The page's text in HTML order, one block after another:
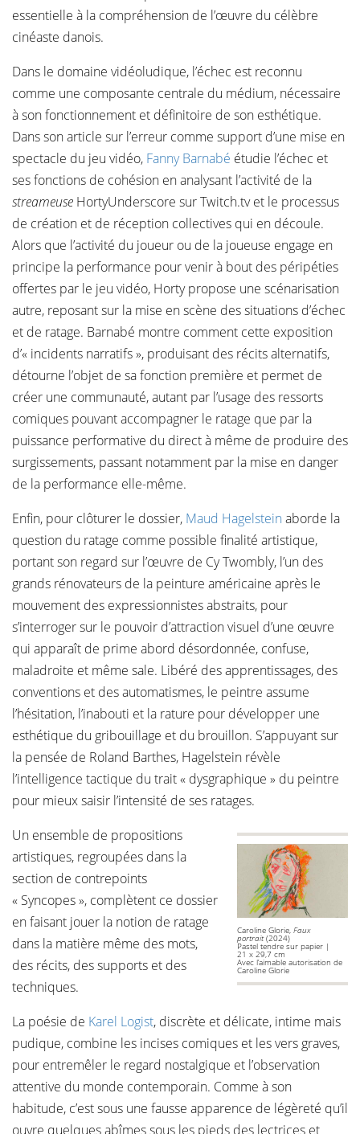
essentielle à la compréhension de l’œuvre du célèbre
cinéaste danois.
Dans le domaine vidéoludique, l’échec est reconnu
comme une composante centrale du médium, nécessaire
à son fonctionnement et définitoire de son esthétique.
Dans son article sur l’erreur comme support d’une mise en
spectacle du jeu vidéo, Fanny Barnabé étudie l’échec et
ses fonctions de cohésion en analysant l’activité de la
streameuse HortyUnderscore sur Twitch.tv et le processus
de création et de réception collectives qui en découle.
Alors que l’activité du joueur ou de la joueuse engage en
principe la performance pour venir à bout des péripéties
offertes par le jeu vidéo, Horty propose une scénarisation
autre, reposant sur la mise en scène des situations d’échec
et de ratage. Barnabé montre comment cette exposition
d’« incidents narratifs », produisant des récits alternatifs,
détourne l’objet de sa fonction première et permet de
créer une communauté, autant par l’usage des ressorts
comiques pouvant accompagner le ratage que par la
puissance performative du direct à même de produire des
surgissements, passant notamment par la mise en danger
de la performance elle-même.
Enfin, pour clôturer le dossier, Maud Hagelstein aborde la
question du ratage comme possible finalité artistique,
portant son regard sur l’œuvre de Cy Twombly, l’un des
grands rénovateurs de la peinture américaine après le
mouvement des expressionnistes abstraits, pour
s’interroger sur le pouvoir d’attraction visuel d’une œuvre
qui apparaît de prime abord désordonnée, confuse,
maladroite et même sale. Libéré des apprentissages, des
conventions et des automatismes, le peintre assume
l’hésitation, l’inabouti et la rature pour développer une
esthétique du gribouillage et du brouillon. S’appuyant sur
la pensée de Roland Barthes, Hagelstein révèle
l’intelligence tactique du trait « dysgraphique » du peintre
pour mieux saisir l’intensité de ses ratages.
Caroline Glorie,Faux
portrait(2024)
Pastel tendre sur papier |
21 x 29,7 cm
Avec l’aimable autorisation de
Caroline Glorie
Un ensemble de propositions
artistiques, regroupées dans la
section de contrepoints
« Syncopes », complètent ce dossier
en faisant jouer la notion de ratage
dans la matière même des mots,
des récits, des supports et des
techniques.
La poésie de Karel Logist, discrète et délicate, intime mais
pudique, combine les incises comiques et les vers graves,
pour entremêler le regard nostalgique et l’observation
attentive du monde contemporain. Comme à son
habitude, c’est sous une fausse apparence de légèreté qu’il
ouvre quelques abîmes sous les pieds des lectrices et